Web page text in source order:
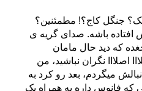
جنگل کاج؟! مطمئنین؟
افتاده باشه. صدای گریه ی
که دید حال مامان
نگران نباشید، من
میگردم، بعد رو کرد به
فانوس داره به همراه یک